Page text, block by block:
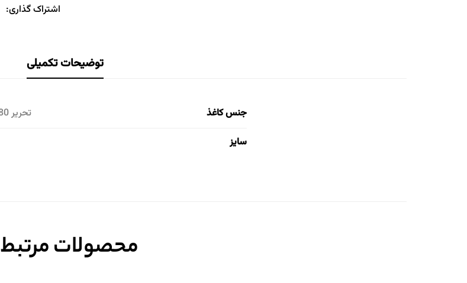
اشتراک گذاری:
توضیحات تکمیلی
جنس کاغذ
تحریر 80 گرم, گلاسه 150, گلاسه 300
سایز
محصولات مرتبط